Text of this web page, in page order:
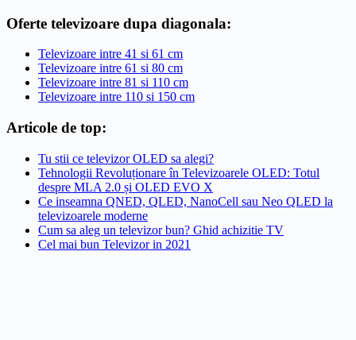
Oferte televizoare dupa diagonala:
Televizoare intre 41 si 61 cm
Televizoare intre 61 si 80 cm
Televizoare intre 81 si 110 cm
Televizoare intre 110 si 150 cm
Articole de top:
Tu stii ce televizor OLED sa alegi?
Tehnologii Revoluționare în Televizoarele OLED: Totul
despre MLA 2.0 și OLED EVO X
Ce inseamna QNED, QLED, NanoCell sau Neo QLED la
televizoarele moderne
Cum sa aleg un televizor bun? Ghid achizitie TV
Cel mai bun Televizor in 2021